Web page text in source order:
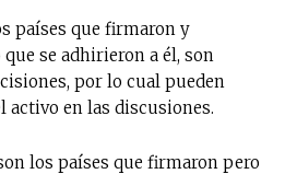
países que firmaron y
se adhirieron a él, son
por lo cual pueden
activo en las discusiones.
los países que firmaron pero